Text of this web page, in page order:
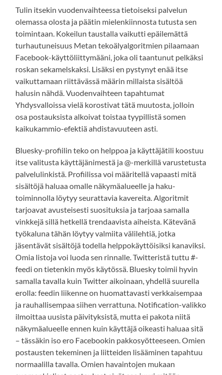
Tulin itsekin vuodenvaihteessa tietoiseksi palvelun
olemassa olosta ja päätin mielenkiinnosta tutusta sen
toimintaan. Kokeilun taustalla vaikutti epäilemättä
turhautuneisuus Metan tekoälyalgoritmien pilaamaan
Facebook-käyttöliittymääni, joka oli taantunut pelkäksi
roskan sekamelskaksi. Lisäksi en pystynyt enää itse
vaikuttamaan riittävässä määrin millaista sisältöä
halusin nähdä. Vuodenvaihteen tapahtumat
Yhdysvalloissa vielä korostivat tätä muutosta, jolloin
osa postauksista alkoivat toistaa tyypillistä somen
kaikukammio-efektiä ahdistavuuteen asti.
Bluesky-profiilin teko on helppoa ja käyttäjätili koostuu
itse valitusta käyttäjänimestä ja @-merkillä varustetusta
palvelulinkistä. Profiilissa voi määritellä vapaasti mitä
sisältöjä haluaa omalle näkymäalueelle ja haku-
toiminnolla löytyy seurattavia kavereita. Algoritmit
tarjoavat avusteisesti suosituksia ja tarjoaa samalla
vinkkejä sillä hetkellä trendaavista aiheista. Kätevänä
työkaluna tähän löytyy valmiita välilehtiä, jotka
jäsentävät sisältöjä todella helppokäyttöisiksi kanaviksi.
Omia listoja voi luoda sen rinnalle. Twitteristä tuttu #-
feedi on tietenkin myös käytössä. Bluesky toimii hyvin
samalla tavalla kuin Twitter aikoinaan, yhdellä suurella
erolla: feedin liikenne on huomattavasti verkkaisempaa
ja rauhallisempaa siihen verrattuna. Notification-valikko
ilmoittaa uusista päivityksistä, mutta ei pakota niitä
näkymäalueelle ennen kuin käyttäjä oikeasti haluaa sitä
– tässäkin iso ero Facebookin pakkosyötteeseen. Omien
postausten tekeminen ja liitteiden lisääminen tapahtuu
normaalilla tavalla. Omien havaintojen mukaan